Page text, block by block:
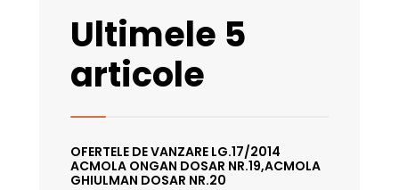
Ultimele 5
articole
OFERTELE DE VANZARE LG.17/2014
ACMOLA ONGAN DOSAR NR.19,ACMOLA
GHIULMAN DOSAR NR.20